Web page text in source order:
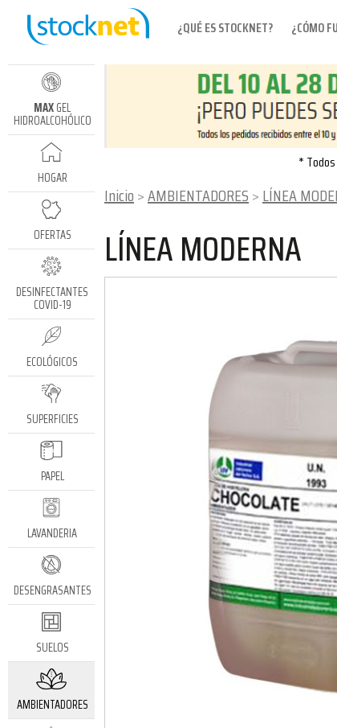
¿QUÉ ES STOCKNET? ¿CÓMO
MAXGEL
HIDROALCOHÓLICO
HOGAR
OFERTAS
DESINFECTANTES
COVID-19
ECOLÓGICOS
SUPERFICIES
PAPEL
LAVANDERIA
DESENGRASANTES
SUELOS
AMBIENTADORES
*
Inicio AMBIENTADORES LÍNEA
LÍNEA MODERNA